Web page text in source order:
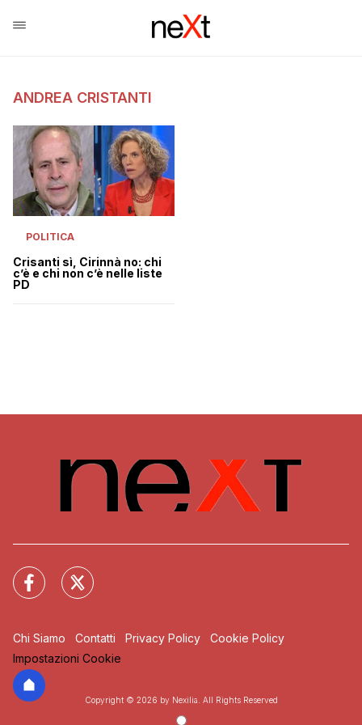
ANDREA CRISTANTI
POLITICA
Crisanti sì, Cirinnà no: chi
c’è e chi non c’è nelle liste
PD
Chi Siamo Contatti Privacy Policy
Cookie Policy
Impostazioni Cookie
Copyright © 2026 by Nexilia. All Rights Reserved